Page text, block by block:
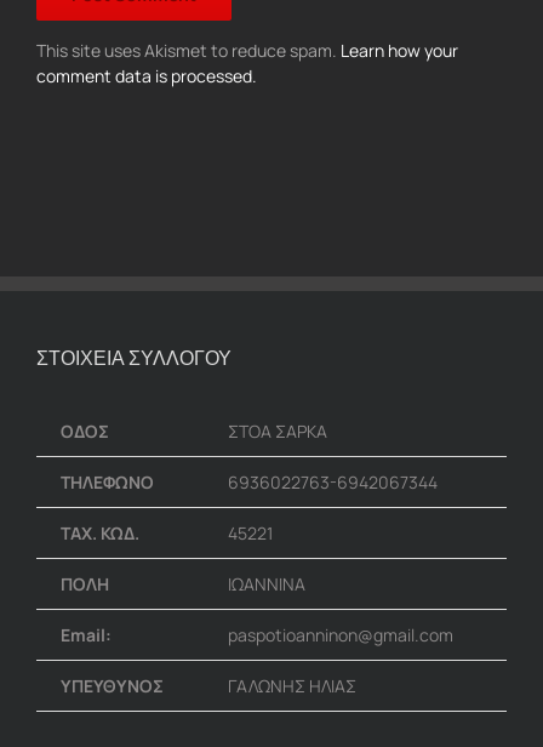
This site uses Akismet to reduce spam. Learn how your
comment data is processed.
ΣΤΟΙΧΕΙΑ ΣΥΛΛΟΓΟΥ
ΟΔΟΣ ΣΤΟΑ ΣΑΡΚΑ
ΤΗΛΕΦΩΝΟ 6936022763-6942067344
ΤΑΧ. ΚΩΔ. 45221
ΠΟΛΗ ΙΩΑΝΝΙΝΑ
Email: paspotioanninon@gmail.com
ΥΠΕΥΘΥΝΟΣ ΓΑΛΩΝΗΣ ΗΛΙΑΣ